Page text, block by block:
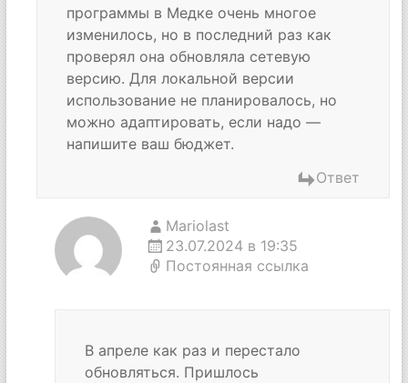
программы в Медке очень многое
изменилось, но в последний раз как
проверял она обновляла сетевую
версию. Для локальной версии
использование не планировалось, но
можно адаптировать, если надо —
напишите ваш бюджет.
Ответ
Mariolast
23.07.2024 в 19:35
Постоянная ссылка
В апреле как раз и перестало
обновляться. Пришлось